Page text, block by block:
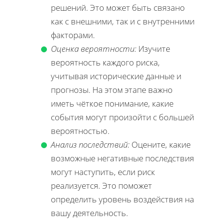
решений. Это может быть связано
как с внешними, так и с внутренними
факторами.
Оценка вероятности: Изучите
вероятность каждого риска,
учитывая исторические данные и
прогнозы. На этом этапе важно
иметь чёткое понимание, какие
события могут произойти с большей
вероятностью.
Анализ последствий: Оцените, какие
возможные негативные последствия
могут наступить, если риск
реализуется. Это поможет
определить уровень воздействия на
вашу деятельность.